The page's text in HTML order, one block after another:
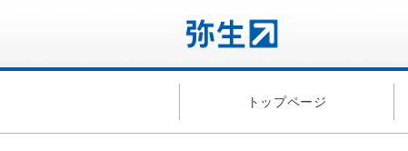
トップページ